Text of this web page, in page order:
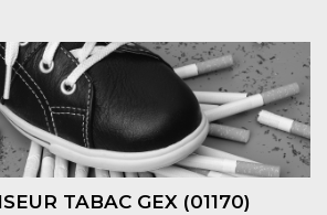
TABAC GEX (01170)